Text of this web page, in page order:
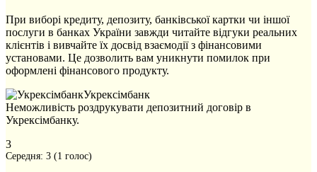
При виборі кредиту, депозиту, банківської картки чи іншої
послуги в банках України завжди читайте відгуки реальних
клієнтів і вивчайте їх досвід взаємодії з фінансовими
установами. Це дозволить вам уникнути помилок при
оформлені фінансового продукту.
Укрексімбанк
Неможливість роздрукувати депозитний договір в
Укрексімбанку.
3
Середня: 3 (1 голос)